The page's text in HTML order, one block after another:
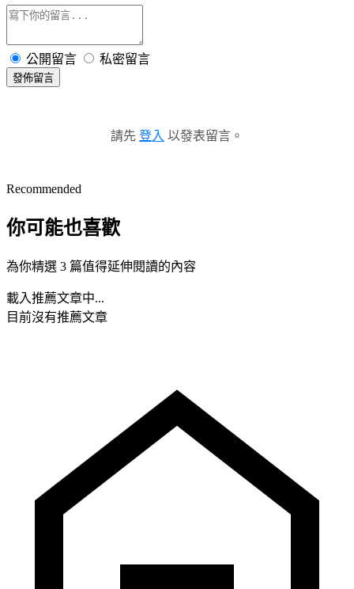
公開留言 私密留言
發佈留言
請先 登入 以發表留言。
Recommended
你可能也喜歡
為你精選 3 篇值得延伸閱讀的內容
載入推薦文章中...
目前沒有推薦文章